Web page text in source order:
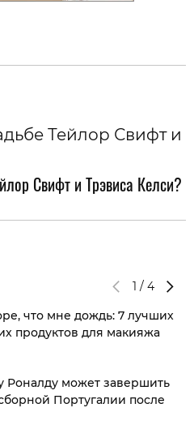
Свифт и Трэвиса Келси?
1 / 4
что мне дождь: 7 лучших
продуктов для макияжа
Роналду может завершить
Португалии после